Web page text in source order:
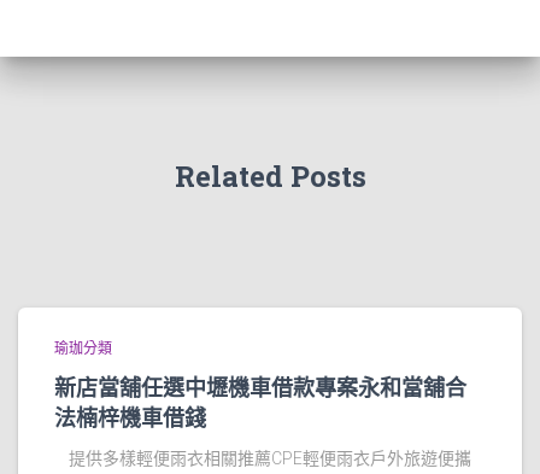
Related Posts
瑜珈分類
新店當舖任選中壢機車借款專案永和當舖合
法楠梓機車借錢
提供多樣輕便雨衣相關推薦CPE輕便雨衣戶外旅遊便攜